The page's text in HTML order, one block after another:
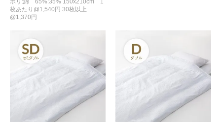
ポリ:綿 65%:35% 150x210cm 1
枚あたり@1,540円 30枚以上
@1,370円